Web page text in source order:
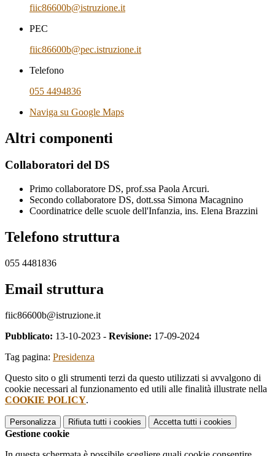
fiic86600b@istruzione.it
PEC
fiic86600b@pec.istruzione.it
Telefono
055 4494836
Naviga su Google Maps
Altri componenti
Collaboratori del DS
Primo collaboratore DS, prof.ssa Paola Arcuri.
Secondo collaboratore DS, dott.ssa Simona Macagnino
Coordinatrice delle scuole dell'Infanzia, ins. Elena Brazzini
Telefono struttura
055 4481836
Email struttura
fiic86600b@istruzione.it
Pubblicato: 13-10-2023 - Revisione: 17-09-2024
Tag pagina: Presidenza
Questo sito o gli strumenti terzi da questo utilizzati si avvalgono di
cookie necessari al funzionamento ed utili alle finalità illustrate nella
COOKIE POLICY.
Personalizza Rifiuta tutti i cookies Accetta tutti i cookies
Gestione cookie